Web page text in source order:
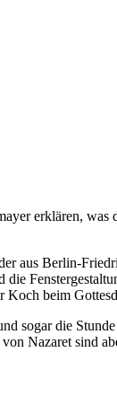
erklären,
aus Berlin-
beim
sogar die
Nazaret sind